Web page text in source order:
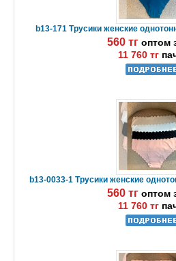
b13-171 Трусики женские
560 тг оптом
11 760 тг
b13-0033-1 Трусики женские
560 тг оптом
11 760 тг